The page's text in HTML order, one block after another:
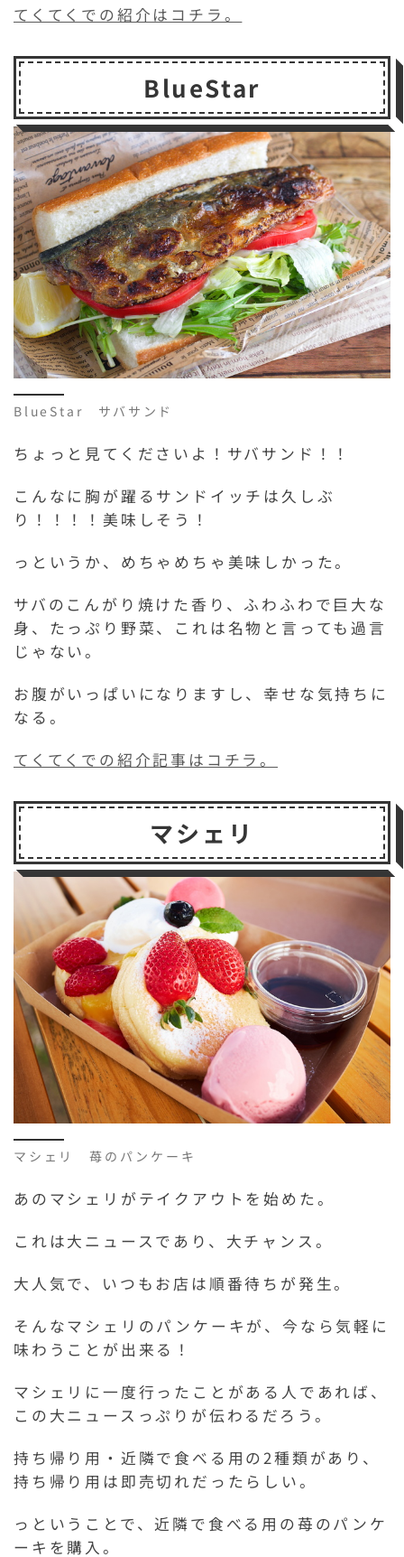
てくてくでの紹介はコチラ。
BlueStar
BlueStar サバサンド
ちょっと見てくださいよ！サバサンド！！
こんなに胸が躍るサンドイッチは久しぶ
り！！！！美味しそう！
っというか、めちゃめちゃ美味しかった。
サバのこんがり焼けた香り、ふわふわで巨大な
身、たっぷり野菜、これは名物と言っても過言
じゃない。
お腹がいっぱいになりますし、幸せな気持ちに
なる。
てくてくでの紹介記事はコチラ。
マシェリ
マシェリ 苺のパンケーキ
あのマシェリがテイクアウトを始めた。
これは大ニュースであり、大チャンス。
大人気で、いつもお店は順番待ちが発生。
そんなマシェリのパンケーキが、今なら気軽に
味わうことが出来る！
マシェリに一度行ったことがある人であれば、
この大ニュースっぷりが伝わるだろう。
持ち帰り用・近隣で食べる用の2種類があり、
持ち帰り用は即売切れだったらしい。
っということで、近隣で食べる用の苺のパンケ
ーキを購入。